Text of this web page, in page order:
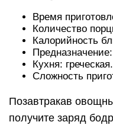
Время
Количество
Калорийность
Кухня: греческая.
Сложность
Позавтракав
получите заряд